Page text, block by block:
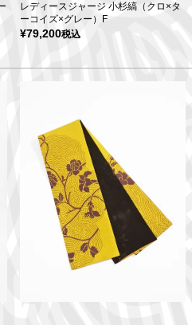
レディースジャージ 小杉縞（クロ×タ
ーコイズ×グレー）F
¥79,200税込